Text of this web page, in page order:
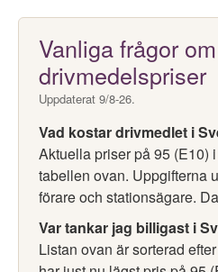
Vanliga frågor om
drivmedelspriser
Uppdaterat 9/8-26.
Vad kostar drivmedlet i
Aktuella priser på 95 (E10)
tabellen ovan. Uppgifterna
förare och stationsägare.
Var tankar jag billigast i
Listan ovan är sorterad